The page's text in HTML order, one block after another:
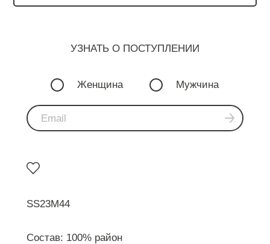
УЗНАТЬ О ПОСТУПЛЕНИИ
Женщина Мужчина
SS23M44
Состав: 100% район